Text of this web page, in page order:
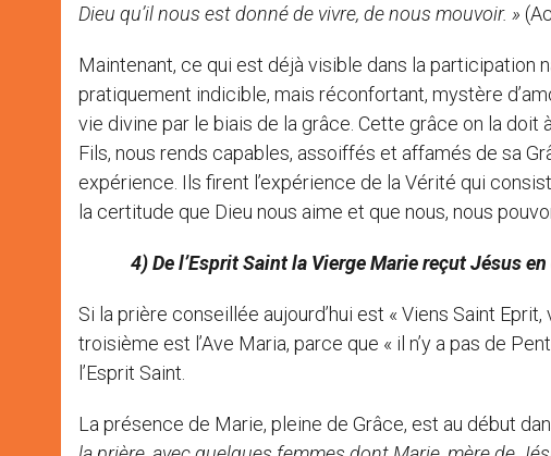
Dieu qu’il nous est donné de vivre, de nous mouvoir. »
Maintenant, ce qui est déjà visible dans la participation
pratiquement indicible, mais réconfortant, mystère
vie divine par le biais de la grâce. Cette grâce on la doit
Fils, nous rends capables, assoiffés et affamés de sa
expérience. Ils firent l’expérience de la Vérité qui
la certitude que Dieu nous aime et que nous, nous
4) De l’Esprit Saint la Vierge Marie reçut Jésus en
Si la prière conseillée aujourd’hui est « Viens Saint
troisième est l’Ave Maria, parce que « il n’y a pas de
l’Esprit Saint.
La présence de Marie, pleine de Grâce, est au début